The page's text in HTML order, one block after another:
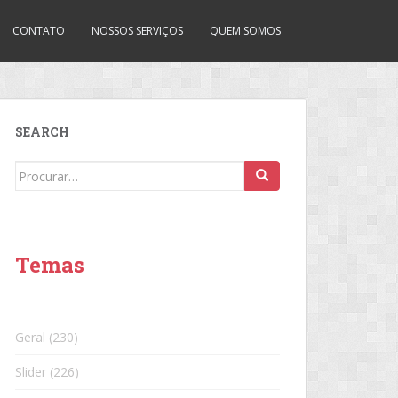
CONTATO NOSSOS SERVIÇOS QUEM SOMOS
SEARCH
Search
Temas
Geral (230)
Slider (226)